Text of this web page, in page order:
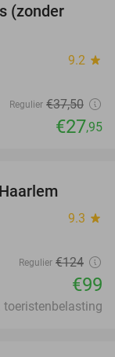
(zonder
9.2 star
Regulier €37,50
€27,95
9.3 star
Regulier €124
€99
toeristenbelasting